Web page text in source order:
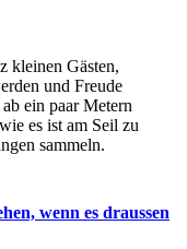
kleinen Gästen,
und Freude
ein paar Metern
es ist am Seil zu
sammeln.
wenn es draussen